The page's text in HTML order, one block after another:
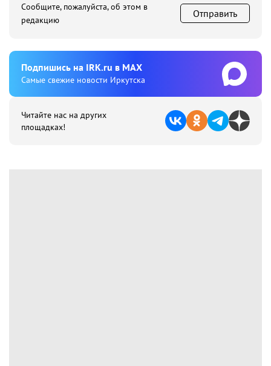
Сообщите, пожалуйста, об этом в
редакцию
Отправить
Подпишиcь на IRK.ru в MAX
Cамые свежие новости Иркутска
Читайте нас на других
площадках!